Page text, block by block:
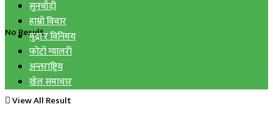
No Result
View All Result
सुनचाँदी
हाम्रो विचार
मुद्रा र विनिमय
फोटो ग्यालरी
अन्तराष्ट्रिय
खेल समाचार